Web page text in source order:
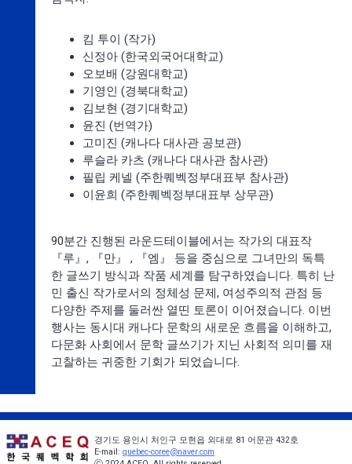
킴 투이 (작가)
신정아 (한국외국어대학교)
오보배 (강원대학교)
기영인 (경북대학교)
김보현 (경기대학교)
윤진 (번역가)
고미진 (캐나다 대사관 공보관)
루슬라 카츠 (캐나다 대사관 참사관)
필립 케넬 (주한퀘벡정부대표부 참사관)
이윤희 (주한퀘벡정부대표부 상무관)
90분간 진행된 라운드테이블에서는 작가의 대표작
『루』, 『만』 , 『엠』 등을 중심으로 그녀만의 독특
한 글쓰기 방식과 작품 세계를 탐구하였습니다. 특히 난
민 출신 작가로서의 정체성 문제, 여성주의적 관점 등
다양한 주제를 둘러싼 열띤 토론이 이어졌습니다. 이번
행사는 동시대 캐나다 문학의 새로운 흐름을 이해하고,
다문화 사회에서 문학 글쓰기가 지닌 사회적 의미를 재
고찰하는 귀중한 기회가 되었습니다.
경기도 용인시 처인구 모현읍 외대로 81 어문관 432호
E-mail: quebec-coree@naver.com